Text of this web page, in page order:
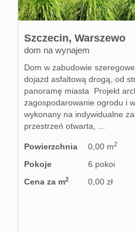
Szczecin, Warszewo
dom na wynajem
Dom w zabudowie
dojazd asfaltową drogą, od
panoramę miasta Projekt
zagospodarowanie ogrodu i
wykonany na indywidualne
przestrzeń otwarta, ...
Powierzchnia 0,00 m2
Pokoje
6 pokoi
Cena za m2 0,00 zł